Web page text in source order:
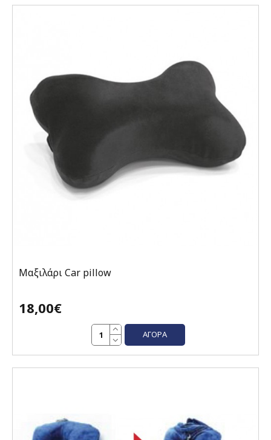
Μαξιλάρι Car pillow
18,00€
ΑΓΟΡΆ